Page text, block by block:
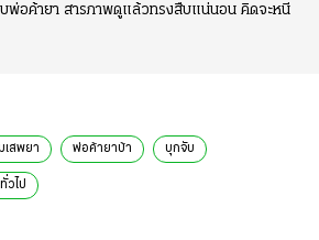
พ่อค้ายา สารภาพดูแล้วทรงสืบแน่นอน คิดจะหนี
เสพยา พ่อค้ายาบ้า บุกจับ
วไป